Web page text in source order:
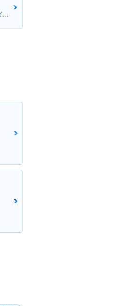
マッキーさん:ＦＬＨＲ ロードキング(ハーレーダビッドソン)